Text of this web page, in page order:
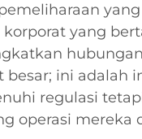
korporat yang
besar; ini adalah
regulasi
operasi mereka